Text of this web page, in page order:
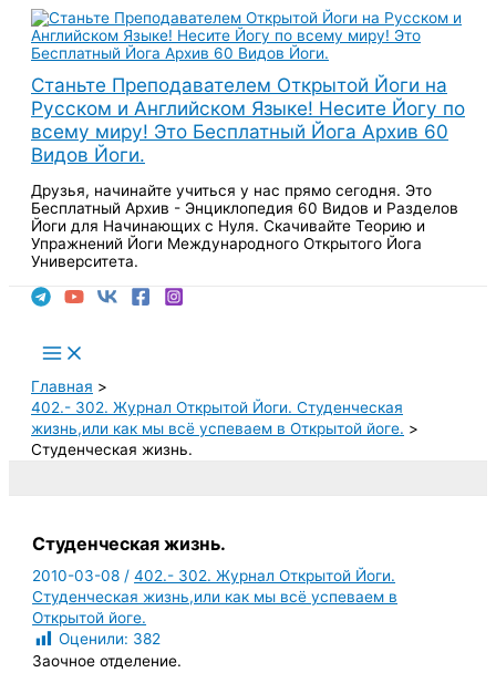
Перейти
содержимому
Станьте Преподавателем Открытой Йоги на
Русском и Английском Языке! Несите Йогу по
всему миру! Это Бесплатный Йога Архив 60
Видов Йоги.
Друзья, начинайте учиться у нас прямо сегодня. Это
Бесплатный Архив - Энциклопедия 60 Видов и Разделов
Йоги для Начинающих с Нуля. Скачивайте Теорию и
Упражнений Йоги Международного Открытого Йога
Университета.
Main
Menu
Главная
402.- 302. Журнал Открытой Йоги. Студенческая
жизнь,или как мы всё успеваем в Открытой йоге.
Студенческая жизнь.
Студенческая жизнь.
2010-03-08/402.- 302. Журнал Открытой Йоги.
Студенческая жизнь,или как мы всё успеваем в
Открытой йоге.
Оценили: 382
Заочное отделение.